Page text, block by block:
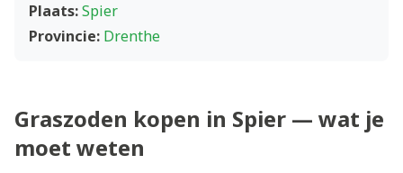
Plaats:Spier
Provincie: Drenthe
Graszoden kopen in Spier — wat je
moet weten